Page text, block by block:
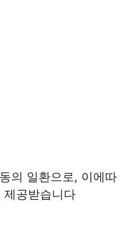
의 일환으로, 이에따
제공받습니다